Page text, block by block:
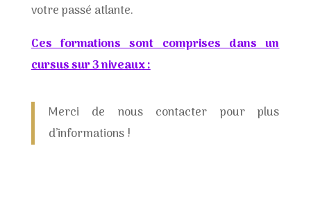
votre passé atlante.
Ces formations sont comprises dans un
cursus sur 3 niveaux :
Merci de nous contacter pour plus
d’informations !